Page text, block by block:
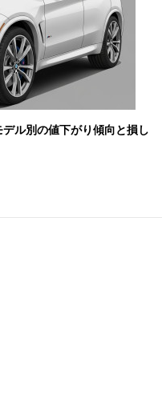
ル別の値下がり傾向と損し